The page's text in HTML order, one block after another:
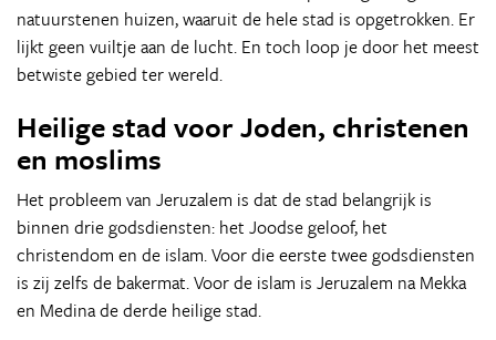
natuurstenen huizen, waaruit de hele stad is opgetrokken. Er
lijkt geen vuiltje aan de lucht. En toch loop je door het meest
betwiste gebied ter wereld.
Heilige stad voor Joden, christenen
en moslims
Het probleem van Jeruzalem is dat de stad belangrijk is
binnen drie godsdiensten: het Joodse geloof, het
christendom en de islam. Voor die eerste twee godsdiensten
is zij zelfs de bakermat. Voor de islam is Jeruzalem na Mekka
en Medina de derde heilige stad.